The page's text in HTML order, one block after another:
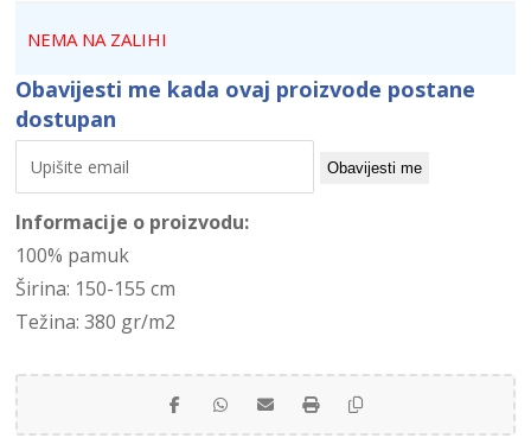
NEMA NA ZALIHI
Obavijesti me kada ovaj proizvode postane
dostupan
Obavijesti me
Informacije o proizvodu:
100% pamuk
Širina: 150-155 cm
Težina: 380 gr/m2